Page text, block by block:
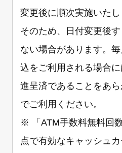
変更後に順次実施いたし
そのため、日付変更後
ない場合があります。
込をご利用される場合
進呈済であることをあ
でご利用ください。
※ 「ATM手数料無料回
点で有効なキャッシュ